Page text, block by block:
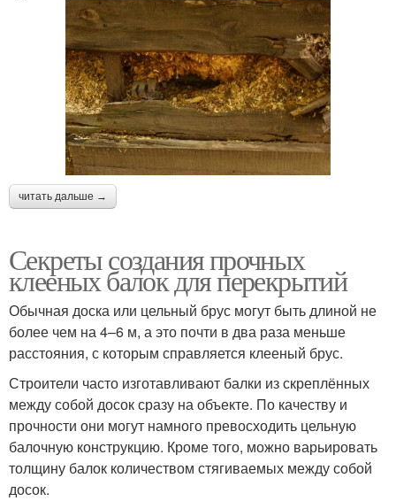
читать дальше →
Секреты создания прочных
клееных балок для перекрытий
Обычная доска или цельный брус могут быть длиной не
более чем на 4–6 м, а это почти в два раза меньше
расстояния, с которым справляется клееный брус.
Строители часто изготавливают балки из скреплённых
между собой досок сразу на объекте. По качеству и
прочности они могут намного превосходить цельную
балочную конструкцию. Кроме того, можно варьировать
толщину балок количеством стягиваемых между собой
досок.